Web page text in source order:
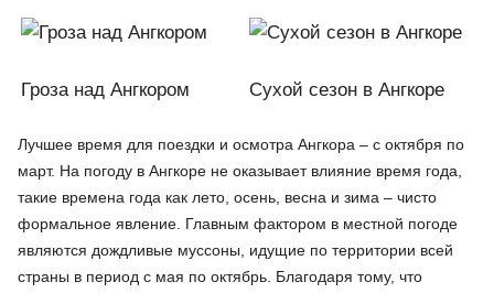
Гроза над Ангкором Сухой сезон в Ангкоре
Лучшее время для поездки и осмотра Ангкора – с октября по
март. На погоду в Ангкоре не оказывает влияние время года,
такие времена года как лето, осень, весна и зима – чисто
формальное явление. Главным фактором в местной погоде
являются дождливые муссоны, идущие по территории всей
страны в период с мая по октябрь. Благодаря тому, что